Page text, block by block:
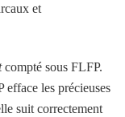
et
compté sous FLFP.
les précieuses
suit correctement